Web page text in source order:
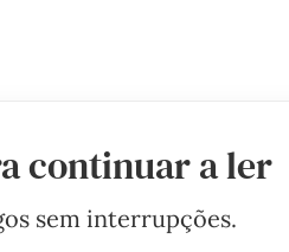
continuar a ler
sem interrupções.